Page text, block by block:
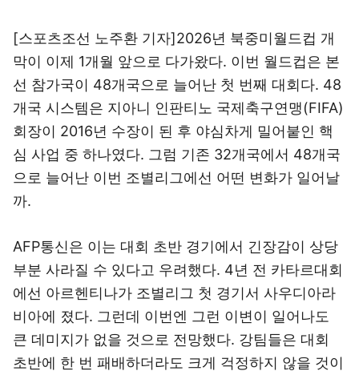
[스포츠조선 노주환 기자]2026년 북중미월드컵 개
막이 이제 1개월 앞으로 다가왔다. 이번 월드컵은 본
선 참가국이 48개국으로 늘어난 첫 번째 대회다. 48
개국 시스템은 지아니 인판티노 국제축구연맹(FIFA)
회장이 2016년 수장이 된 후 야심차게 밀어붙인 핵
심 사업 중 하나였다. 그럼 기존 32개국에서 48개국
으로 늘어난 이번 조별리그에선 어떤 변화가 일어날
까.
AFP통신은 이는 대회 초반 경기에서 긴장감이 상당
부분 사라질 수 있다고 우려했다. 4년 전 카타르대회
에선 아르헨티나가 조별리그 첫 경기서 사우디아라
비아에 졌다. 그런데 이번엔 그런 이변이 일어나도
큰 데미지가 없을 것으로 전망했다. 강팀들은 대회
초반에 한 번 패배하더라도 크게 걱정하지 않을 것이